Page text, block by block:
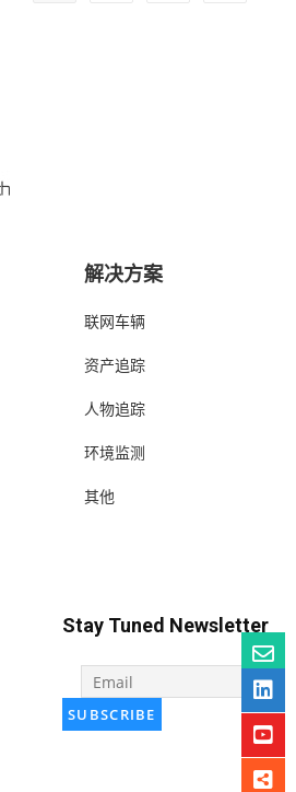
解决方案
联网车辆
资产追踪
人物追踪
环境监测
其他
Stay Tuned Newsletter